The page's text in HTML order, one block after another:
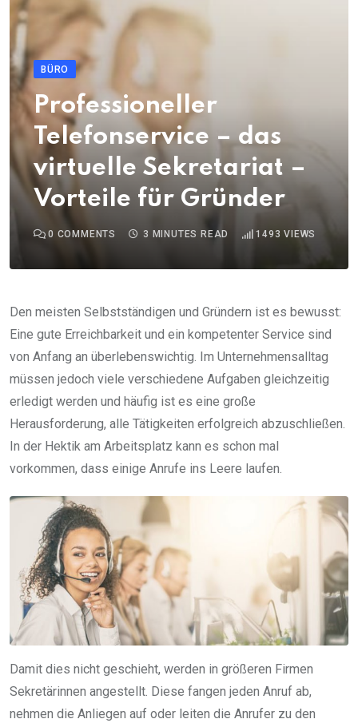
BÜRO
Professioneller
Telefonservice – das
virtuelle Sekretariat –
Vorteile für Gründer
0 COMMENTS 3 MINUTES READ 1493 VIEWS
Den meisten Selbstständigen und Gründern ist es bewusst:
Eine gute Erreichbarkeit und ein kompetenter Service sind
von Anfang an überlebenswichtig. Im Unternehmensalltag
müssen jedoch viele verschiedene Aufgaben gleichzeitig
erledigt werden und häufig ist es eine große
Herausforderung, alle Tätigkeiten erfolgreich abzuschließen.
In der Hektik am Arbeitsplatz kann es schon mal
vorkommen, dass einige Anrufe ins Leere laufen.
Damit dies nicht geschieht, werden in größeren Firmen
Sekretärinnen angestellt. Diese fangen jeden Anruf ab,
nehmen die Anliegen auf oder leiten die Anrufer zu den